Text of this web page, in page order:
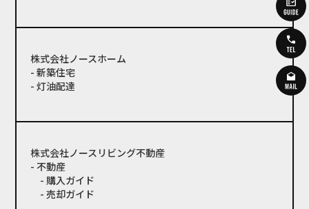
株式会社ノースホーム
- 新築住宅
- 灯油配達
株式会社ノースリビング不動産
- 不動産
- 購入ガイド
- 売却ガイド